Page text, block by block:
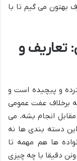
بهتون می گیم تا با
تعاریف و
و پیچیده است و
برخلاف عفت عمومی
انجام بشه، می
دسته بندی ها نه
ها هم مهمه تا
دقیقا با چه چیزی